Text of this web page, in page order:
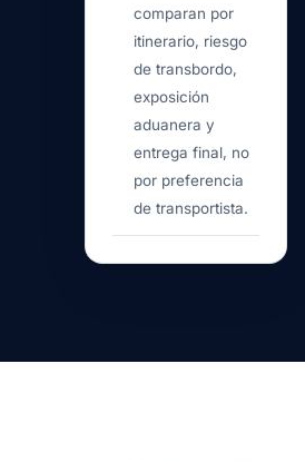
comparan por
itinerario, riesgo
de transbordo,
exposición
aduanera y
entrega final, no
por preferencia
de transportista.